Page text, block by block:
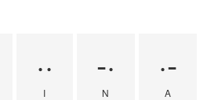
··
I
-·
N
·-
A